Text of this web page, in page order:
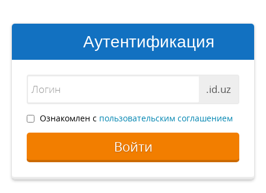
Аутентификация
.id.uz
Ознакомлен с пользовательским соглашением
Войти